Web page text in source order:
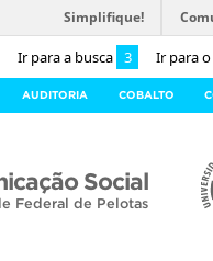
Ir para a busca 3 Ir para
Simplifique!
AUDITORIA COBALTO
Social
Federal de Pelotas